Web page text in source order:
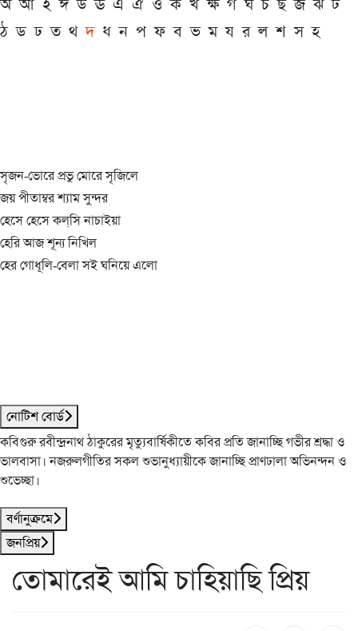
অ আ ই ঈ উ ঊ এ ঐ ও ক খ ক্ষ গ ঘ চ ছ জ ঝ ট
ঠ ড ঢ ত থ দ ধ ন প ফ ব ভ ম য র ল শ স হ
সৃজন-ভোরে প্রভু মোরে সৃজিলে
জয় পীতাম্বর শ্যাম সুন্দর
হেসে হেসে কল্‌সি নাচাইয়া
হেরি আজ শূন্য নিখিল
হের গোধূলি-বেলা সই ঘনিয়ে এলো
নোটিশ বোর্ড
কবিগুরু রবীন্দ্রনাথ ঠাকুরের মৃত্যুবার্ষিকীতে কবির প্রতি জানাচ্ছি গভীর শ্রদ্ধা ও
ভালবাসা। নজরুলগীতির সকল শুভানুধ্যায়ীকে জানাচ্ছি প্রাণঢালা অভিনন্দন ও
শুভেচ্ছা।
বর্ণানুক্রমে
জনপ্রিয়
তোমারেই আমি চাহিয়াছি প্রিয়